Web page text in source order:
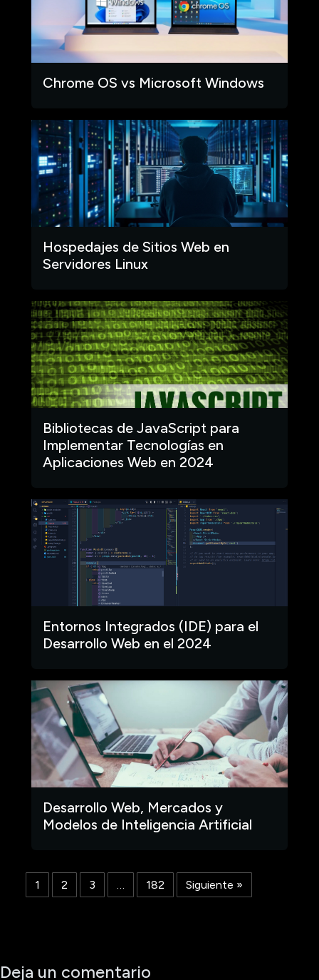
Chrome OS vs Microsoft Windows
Hospedajes de Sitios Web en
Servidores Linux
Bibliotecas de JavaScript para
Implementar Tecnologías en
Aplicaciones Web en 2024
Entornos Integrados (IDE) para el
Desarrollo Web en el 2024
Desarrollo Web, Mercados y
Modelos de Inteligencia Artificial
1 2 3 … 182 Siguiente »
Deja un comentario